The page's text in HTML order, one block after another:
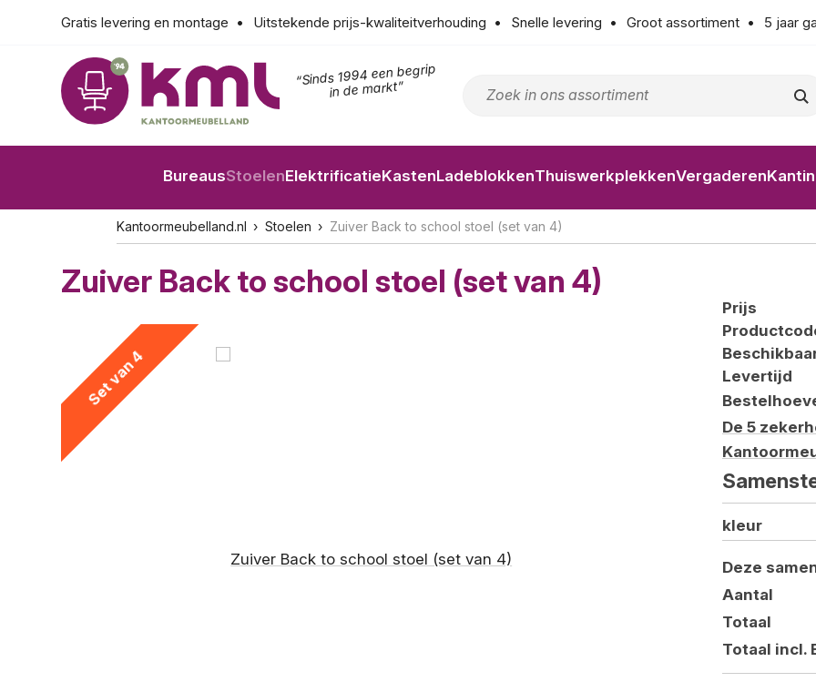
Gratis levering en montage Uitstekende prijs-kwaliteitverhouding Snelle levering Groot assortiment 5 jaar
“Sinds 1994 een begrip
in de markt”
BureausStoelenElektrificatieKastenLadeblokkenThuiswerkplekkenVergaderen
Kantoormeubelland.nl Stoelen Zuiver Back to school stoel (set van 4)
Zuiver Back to school stoel (set van 4)
Set van 4
Prijs
Levertijd
De 5
kleur
Deze
Aantal
Totaal
Totaal incl.